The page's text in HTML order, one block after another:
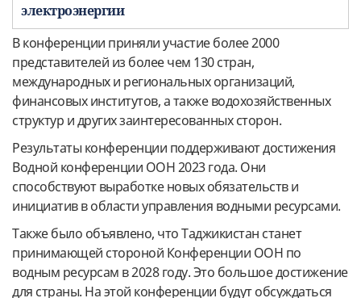
электроэнергии
В конференции приняли участие более 2000
представителей из более чем 130 стран,
международных и региональных организаций,
финансовых институтов, а также водохозяйственных
структур и других заинтересованных сторон.
Результаты конференции поддерживают достижения
Водной конференции ООН 2023 года. Они
способствуют выработке новых обязательств и
инициатив в области управления водными ресурсами.
Также было объявлено, что Таджикистан станет
принимающей стороной Конференции ООН по
водным ресурсам в 2028 году. Это большое достижение
для страны. На этой конференции будут обсуждаться